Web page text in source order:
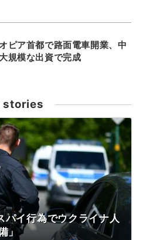
ピア首都で路面電車開業、中
規模な出資で完成
stories
パイ行為でウクライナ人
」